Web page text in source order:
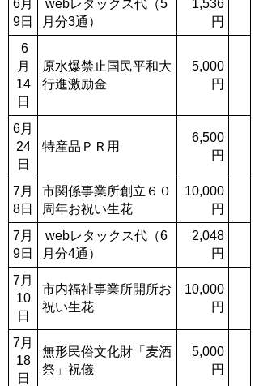
6月
9日
webレタックス代（5
月分3通）
1,536
円
6
月
14
日
原水爆禁止国民平和大
行進激励金
5,000
円
6月
24
日
特産品ＰＲ用
6,500
円
7月
8日
市関係事業所創立６０
周年お祝い生花
10,000
円
7月
9日
webレタックス代（6
月分4通）
2,048
円
7月
10
日
市内福祉事業所開所お
祝い生花
10,000
円
7月
18
日
無形民俗文化財「麦酒
祭」祝儀
5,000
円